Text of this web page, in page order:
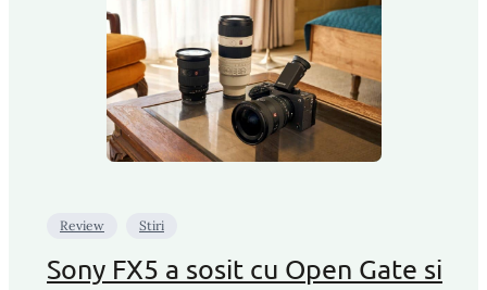
Review Stiri
Sony FX5 a sosit cu Open Gate si